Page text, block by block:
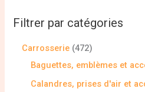
Filtrer par catégories
Carrosserie 472
Baguettes, emblèmes et
Calandres, prises d'air et